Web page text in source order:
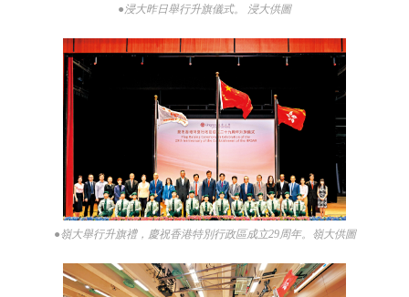
●浸大昨日舉行升旗儀式。 浸大供圖
●嶺大舉行升旗禮，慶祝香港特別行政區成立29周年。嶺大供圖